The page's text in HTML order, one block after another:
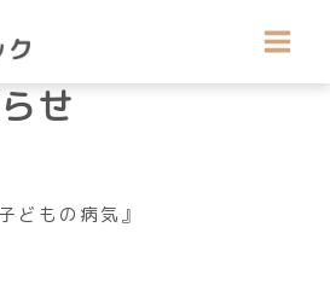
公開医療健康
せ
どもの病気』